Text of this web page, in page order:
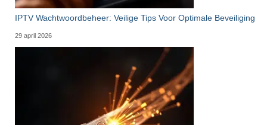
IPTV Wachtwoordbeheer: Veilige Tips Voor Optimale Beveiliging
29 april 2026